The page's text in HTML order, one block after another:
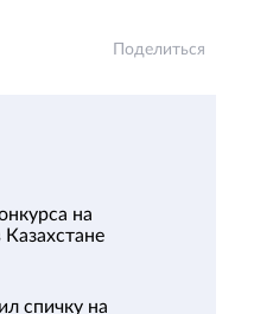
Поделиться
на
спичку на